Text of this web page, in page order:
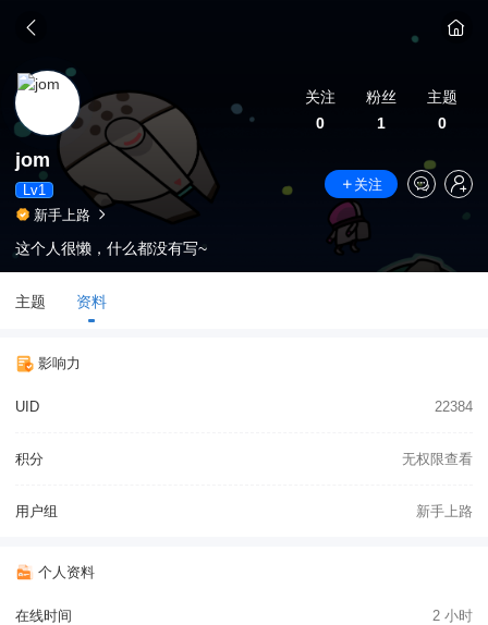
关注
0
粉丝
1
主题
0
jom
Lv1
关注
新手上路
这个人很懒，什么都没有写~
主题 资料
影响力
UID 22384
积分 无权限查看
用户组 新手上路
个人资料
在线时间 2 小时